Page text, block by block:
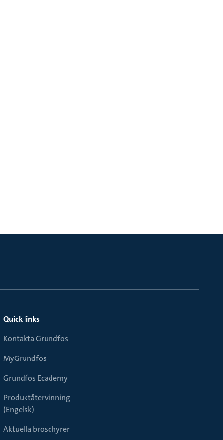
Quick links
Kontakta Grundfos
MyGrundfos
Grundfos Ecademy
Produktåtervinning
(Engelsk)
Aktuella broschyrer